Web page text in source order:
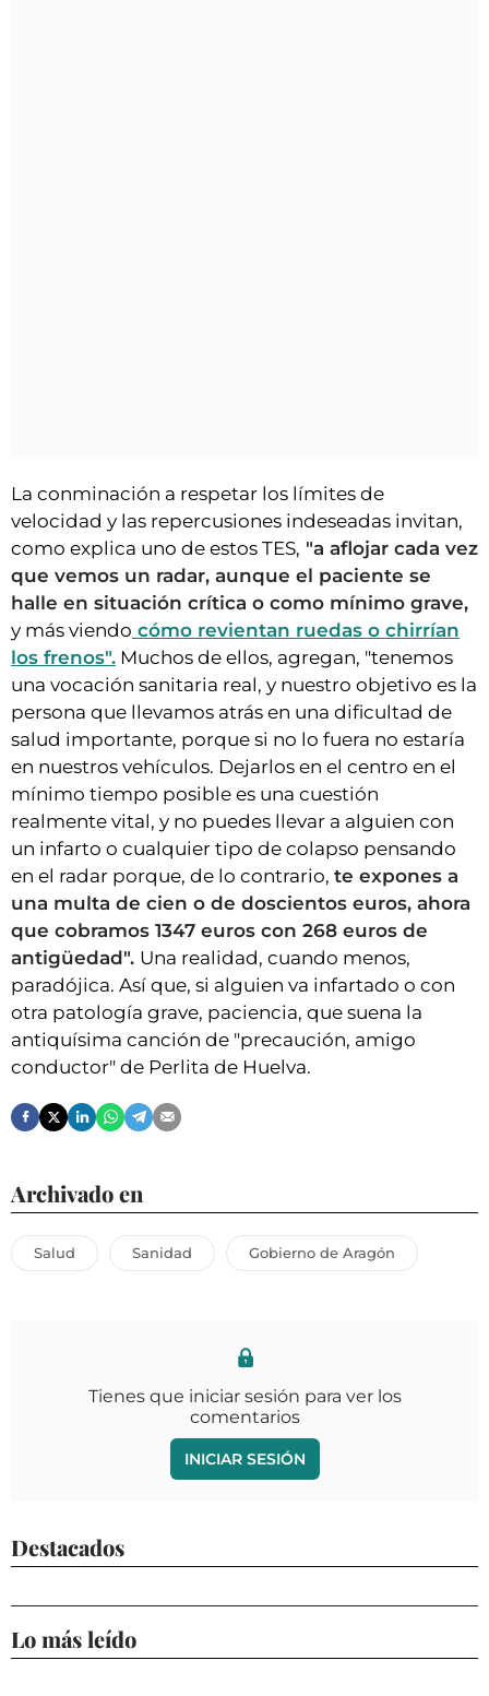
La conminación a respetar los límites de
velocidad y las repercusiones indeseadas invitan,
como explica uno de estos TES, "a aflojar cada vez
que vemos un radar, aunque el paciente se
halle en situación crítica o como mínimo grave,
y más viendo cómo revientan ruedas o chirrían
los frenos". Muchos de ellos, agregan, "tenemos
una vocación sanitaria real, y nuestro objetivo es la
persona que llevamos atrás en una dificultad de
salud importante, porque si no lo fuera no estaría
en nuestros vehículos. Dejarlos en el centro en el
mínimo tiempo posible es una cuestión
realmente vital, y no puedes llevar a alguien con
un infarto o cualquier tipo de colapso pensando
en el radar porque, de lo contrario, te expones a
una multa de cien o de doscientos euros, ahora
que cobramos 1347 euros con 268 euros de
antigüedad". Una realidad, cuando menos,
paradójica. Así que, si alguien va infartado o con
otra patología grave, paciencia, que suena la
antiquísima canción de "precaución, amigo
conductor" de Perlita de Huelva.
Archivado en
Salud Sanidad Gobierno de Aragón
Tienes que iniciar sesión para ver los
comentarios
INICIAR SESIÓN
Destacados
Lo más leído